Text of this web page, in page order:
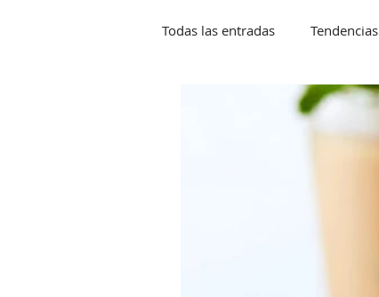
Todas las entradas Tendencias